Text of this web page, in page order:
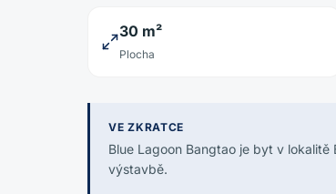
30 m²
Plocha
VE ZKRATCE
Blue Lagoon Bangtao je byt v
výstavbě.